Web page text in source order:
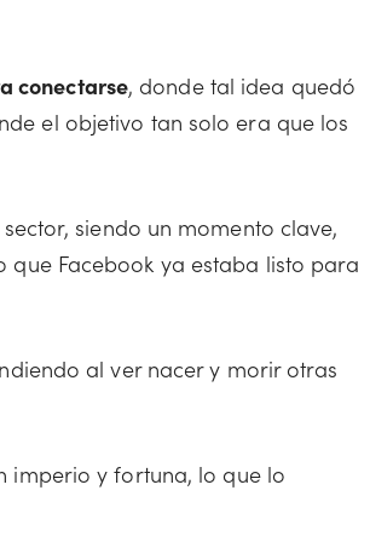
conectarse, donde tal idea quedó
el objetivo tan solo era que los
siendo un momento clave,
que Facebook ya estaba listo para
al ver nacer y morir otras
imperio y fortuna, lo que lo